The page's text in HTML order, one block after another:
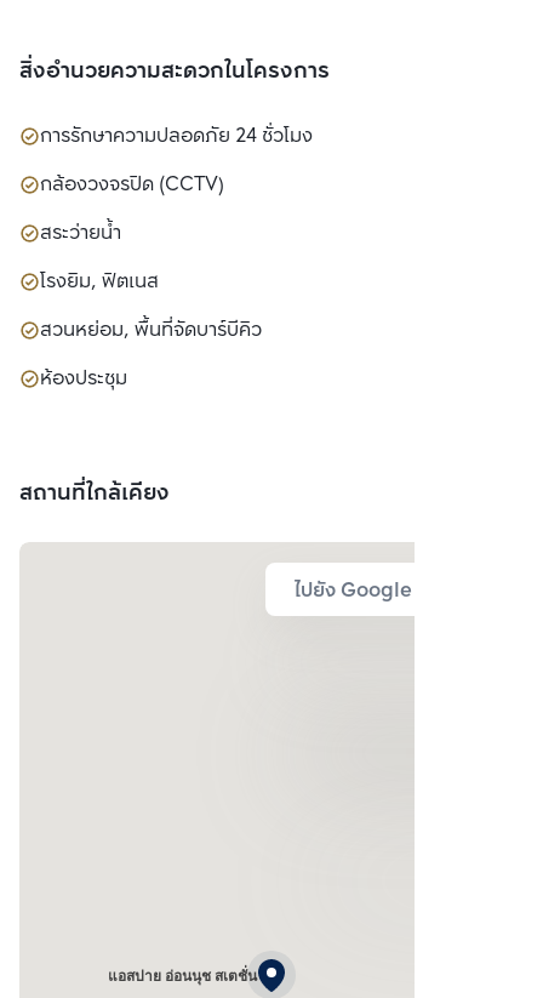
สิ่งอำนวยความสะดวกในโครงการ
การรักษาความปลอดภัย 24 ชั่วโมง
กล้องวงจรปิด (CCTV)
สระว่ายน้ำ
โรงยิม, ฟิตเนส
สวนหย่อม, พื้นที่จัดบาร์บีคิว
ห้องประชุม
สถานที่ใกล้เคียง
ไปยัง Google Map
แอสปาย อ่อนนุช สเตชั่น